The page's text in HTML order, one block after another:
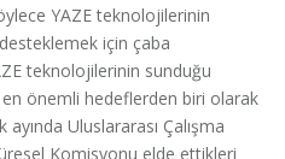
YAZE teknolojilerinin
için çaba
teknolojilerinin sunduğu
önemli hedeflerden biri olarak
ayında Uluslararası Çalışma
Komisyonu elde ettikleri